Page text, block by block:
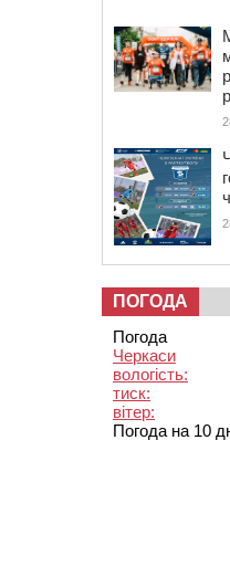
ПОГОДА
Погода
Черкаси
вологість:
тиск:
вітер:
Погода на 10